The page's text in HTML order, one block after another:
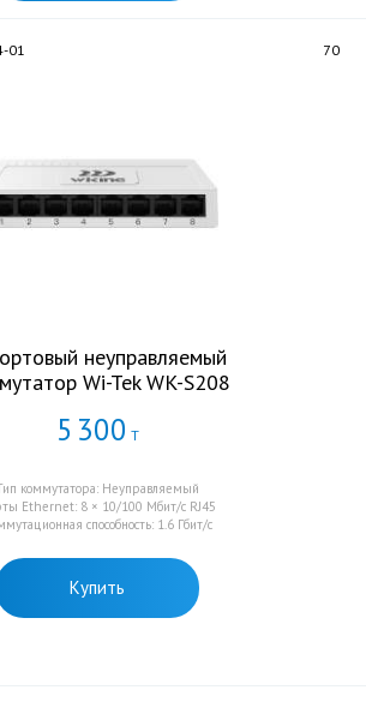
01 70
неуправляемый
Wi-Tek WK-S208
5 300 Т
коммутатора: Неуправляемый
Ethernet: 8 × 10/100 Мбит/с RJ45
способность: 1.6 Гбит/с
Купить